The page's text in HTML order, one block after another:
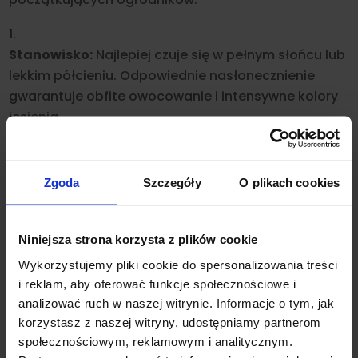
Zgoda Szczegóły O plikach cookies
Niniejsza strona korzysta z plików cookie
Wykorzystujemy pliki cookie do spersonalizowania treści
i reklam, aby oferować funkcje społecznościowe i
analizować ruch w naszej witrynie. Informacje o tym, jak
korzystasz z naszej witryny, udostępniamy partnerom
społecznościowym, reklamowym i analitycznym.
Stanowisko: Najlepiej czuje się w pełnym słońcu lub
lekkim półcieniu. Odpowiednie nasłonecznienie
gwarantuje obfite owocowanie i intensywne kolory
jesienią.
glebach piaszczystych, jałowych i suchych, choć
najbardziej lubi podłoża umiarkowanie wilgotne i
Odporność:Wykazuje całkowitą mrozoodporność
oraz wysoką tolerancję na zanieczyszczenia
powietrza, dlatego świetnie radzi sobie w miastach.
Cięcie:Zazwyczaj nie wymaga formowania. Warto